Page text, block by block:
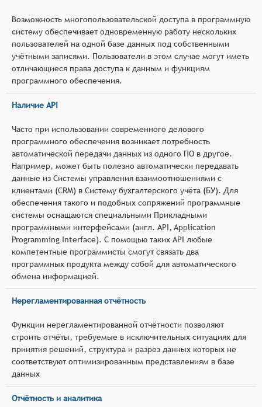
Возможность многопользовательской доступа в программную
систему обеспечивает одновременную работу нескольких
пользователей на одной базе данных под собственными
учётными записями. Пользователи в этом случае могут иметь
отличающиеся права доступа к данным и функциям
программного обеспечения.
Наличие API
Часто при использовании современного делового
программного обеспечения возникает потребность
автоматической передачи данных из одного ПО в другое.
Например, может быть полезно автоматически передавать
данные из Системы управления взаимоотношениями с
клиентами (CRM) в Систему бухгалтерского учёта (БУ). Для
обеспечения такого и подобных сопряжений программные
системы оснащаются специальными Прикладными
программными интерфейсами (англ. API, Application
Programming Interface). С помощью таких API любые
компетентные программисты смогут связать два
программных продукта между собой для автоматического
обмена информацией.
Нерегламентированная отчётность
Функции нерегламентированной отчётности позволяют
строить отчёты, требуемые в исключительных ситуациях для
принятия решений, структура и разрез данных которых не
соответствуют оптимизированным представлениям в базе
данных
Отчётность и аналитика